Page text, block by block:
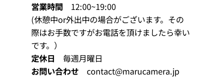
営業時間12:00~19:00
(休憩中or外出中の場合がございます。その
際はお手数ですがお電話を頂けましたら幸い
です。）
定休日 毎週月曜日
お問い合わせcontact@marucamera.jp